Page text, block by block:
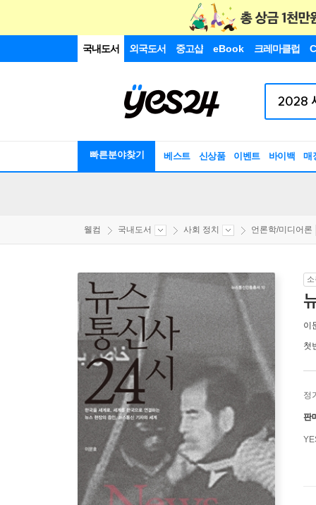
국내도서 외국도서 중고샵 eBook 크레마클럽
빠른분야찾기 베스트 신상품 이벤트 바이백 매
웰컴 국내도서 사회 정치 언론학/미디어론
이
첫
정
판